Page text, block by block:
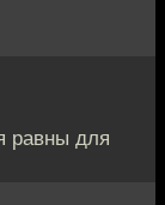
равны для